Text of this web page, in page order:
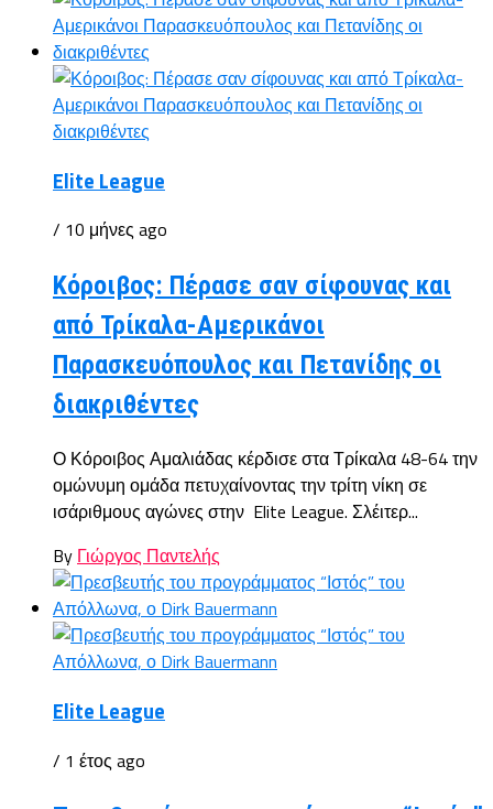
Elite League
/ 10 μήνες ago
Κόροιβος: Πέρασε σαν σίφουνας και
από Τρίκαλα-Αμερικάνοι
Παρασκευόπουλος και Πετανίδης οι
διακριθέντες
Ο Κόροιβος Αμαλιάδας κέρδισε στα Τρίκαλα 48-64 την
ομώνυμη ομάδα πετυχαίνοντας την τρίτη νίκη σε
ισάριθμους αγώνες στην Elite League. Σλέιτερ...
By Γιώργος Παντελής
Elite League
/ 1 έτος ago